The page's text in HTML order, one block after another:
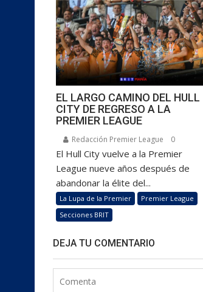
EL LARGO CAMINO DEL HULL
CITY DE REGRESO A LA
PREMIER LEAGUE
Redacción Premier League 0
El Hull City vuelve a la Premier
League nueve años después de
abandonar la élite del...
La Lupa de la Premier
Premier League
Secciones BRIT
DEJA TU COMENTARIO